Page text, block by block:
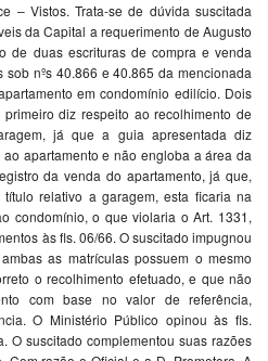
– Vistos. Trata-se de dúvida suscitada
da Capital a requerimento de Augusto
de duas escrituras de compra e venda
nºs 40.866 e 40.865 da mencionada
em condomínio edilício. Dois
diz respeito ao recolhimento de
já que a guia apresentada diz
apartamento e não engloba a área da
da venda do apartamento, já que,
relativo a garagem, esta ficaria na
condomínio, o que violaria o Art. 1331,
às fls. 06/66. O suscitado impugnou
as matrículas possuem o mesmo
o recolhimento efetuado, e que não
com base no valor de referência,
O Ministério Público opinou às fls.
O suscitado complementou suas razões